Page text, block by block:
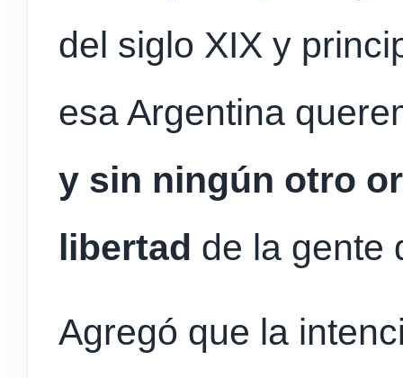
del siglo XIX y
esa Argentina
y sin ningún otro
libertad de la gente
Agregó que la